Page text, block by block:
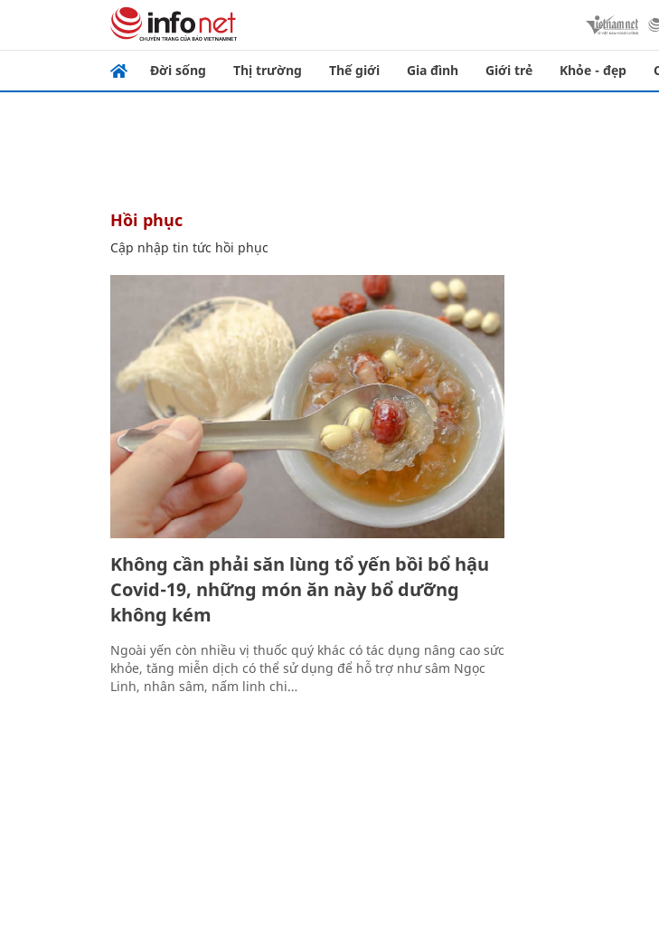
Đời sống Thị trường Thế giới Gia đình Giới trẻ Khỏe - đẹp
hồi phục
Cập nhập tin tức hồi phục
Không cần phải săn lùng tổ yến bồi bổ hậu
Covid-19, những món ăn này bổ dưỡng
không kém
Ngoài yến còn nhiều vị thuốc quý khác có tác dụng nâng cao sức
khỏe, tăng miễn dịch có thể sử dụng để hỗ trợ như sâm Ngọc
Linh, nhân sâm, nấm linh chi…